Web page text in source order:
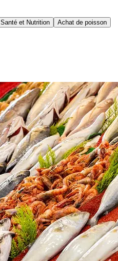
Santé et Nutrition
Achat de poisson